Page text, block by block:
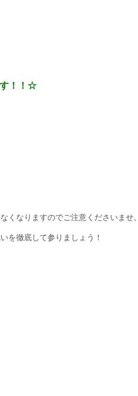
す！！☆
くなりますのでご注意くださいませ。
を徹底して参りましょう！